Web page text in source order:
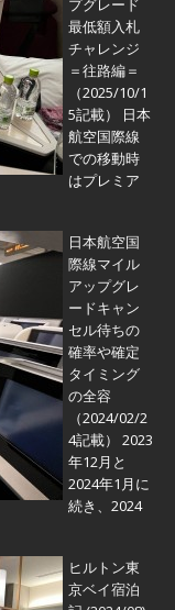
プグレード
最低額入札
チャレンジ
＝往路編＝
（2025/10/1
5記載） 日本
航空国際線
での移動時
はプレミア
日本航空国
際線マイル
アップグレ
ードキャン
セル待ちの
確率や確定
タイミング
の全容
（2024/02/2
4記載） 2023
年12月と
2024年1月に
続き、2024
ヒルトン東
京ベイ宿泊